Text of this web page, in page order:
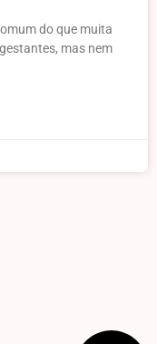
do que muita
mas nem